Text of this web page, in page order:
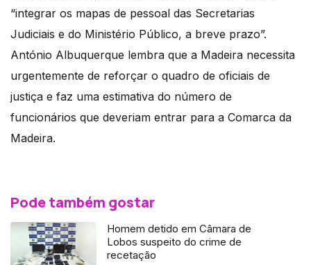
“integrar os mapas de pessoal das Secretarias
Judiciais e do Ministério Público, a breve prazo”.
António Albuquerque lembra que a Madeira necessita
urgentemente de reforçar o quadro de oficiais de
justiça e faz uma estimativa do número de
funcionários que deveriam entrar para a Comarca da
Madeira.
Pode também gostar
Homem detido em Câmara de
Lobos suspeito do crime de
recetação